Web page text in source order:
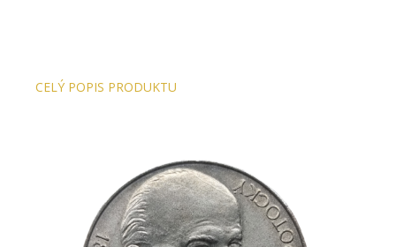
CELÝ POPIS PRODUKTU